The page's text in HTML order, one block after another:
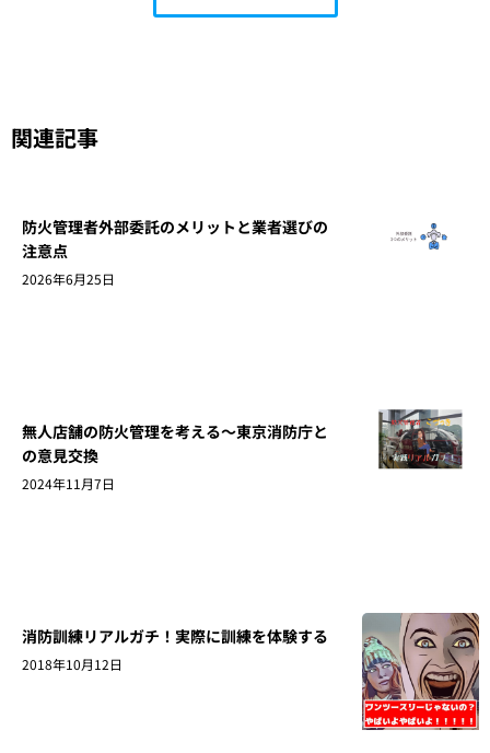
関連記事
防火管理者外部委託のメリットと業者選びの
注意点
2026年6月25日
無人店舗の防火管理を考える～東京消防庁と
の意見交換
2024年11月7日
消防訓練リアルガチ！実際に訓練を体験する
2018年10月12日